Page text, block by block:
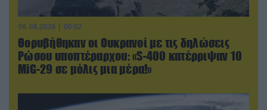
06.08.2026 | 00:02
Θορυβήθηκαν οι Ουκρανοί με τις δηλώσεις
Ρώσου υποπτέραρχου: «S-400 κατέρριψαν 10
MiG-29 σε μόλις μια μέρα!»